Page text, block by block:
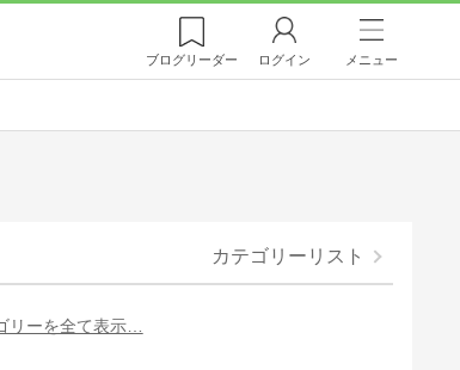
ブログリーダー ログイン メニュー
カテゴリーリスト
リーを全て表示…